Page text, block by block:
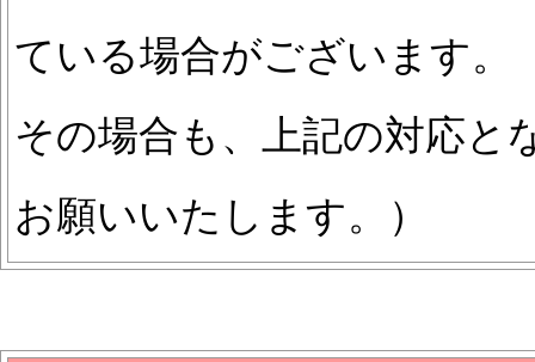
ている場合がございます。
その場合も、上記の対応と
お願いいたします。）